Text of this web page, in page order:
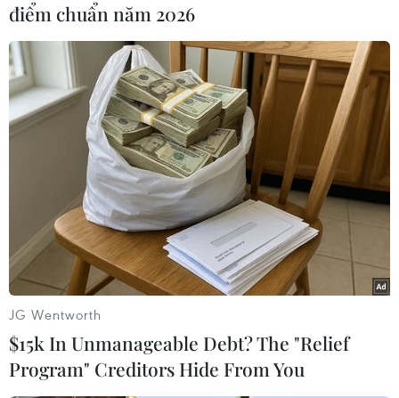
#Nhà Trắng #Vỡ nợ #Obama
#Tổng thống Mỹ
Mỹ
Theo dõi VietnamPlus
điểm chuẩn năm 2026
JG Wentworth
$15k In Unmanageable Debt? The "Relief
Program" Creditors Hide From You